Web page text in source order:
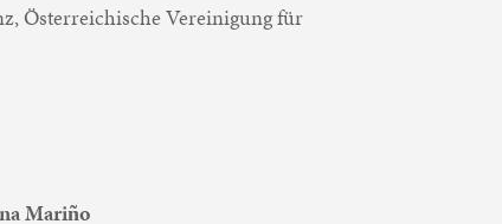
Österreichische Vereinigung für
Mariño